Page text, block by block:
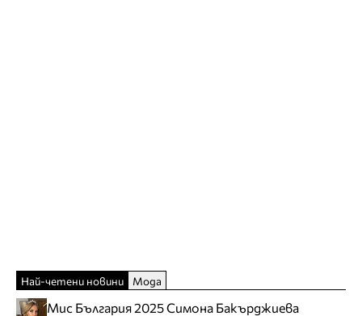
Най-четени новини Мода
Мис България 2025 Симона Бакърджиева